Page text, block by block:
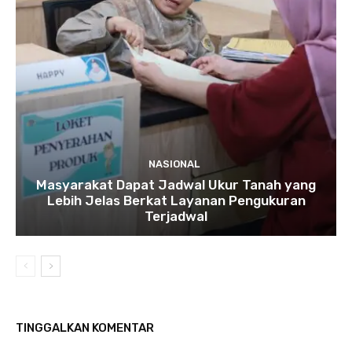
NASIONAL
Masyarakat Dapat Jadwal Ukur Tanah yang
Lebih Jelas Berkat Layanan Pengukuran
Terjadwal
TINGGALKAN KOMENTAR